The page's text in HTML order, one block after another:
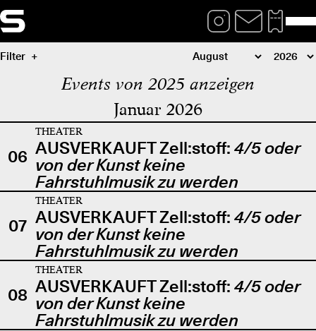
Filter
Events von 2025 anzeigen
Januar 2026
06
THEATER
AUSVERKAUFT Zell:stoff: 4/5 oder
von der Kunst keine
Fahrstuhlmusik zu werden
07
THEATER
AUSVERKAUFT Zell:stoff: 4/5 oder
von der Kunst keine
Fahrstuhlmusik zu werden
08
THEATER
AUSVERKAUFT Zell:stoff: 4/5 oder
von der Kunst keine
Fahrstuhlmusik zu werden